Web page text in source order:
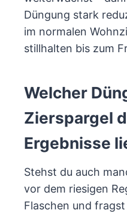
Düngung stark
im normalen
stillhalten bis zum
Welcher
Zierspargel
Ergebnisse
Stehst du auch
vor dem riesigen
Flaschen und